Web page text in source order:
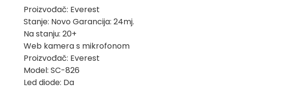
Proizvođač: Everest
Stanje: Novo Garancija: 24mj.
Na stanju: 20+
Web kamera s mikrofonom
Proizvođač: Everest
Model: SC-826
Led diode: Da